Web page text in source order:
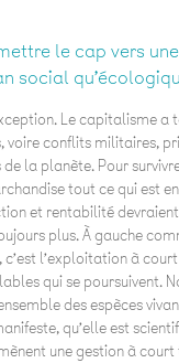
le cap vers
social
Le capitalisme
conflits militaires,
la planète. Pour
tout ce qui est
et rentabilité
plus. À gauche
l’exploitation à
qui se poursuivent.
des espèces
qu’elle est
une gestion à